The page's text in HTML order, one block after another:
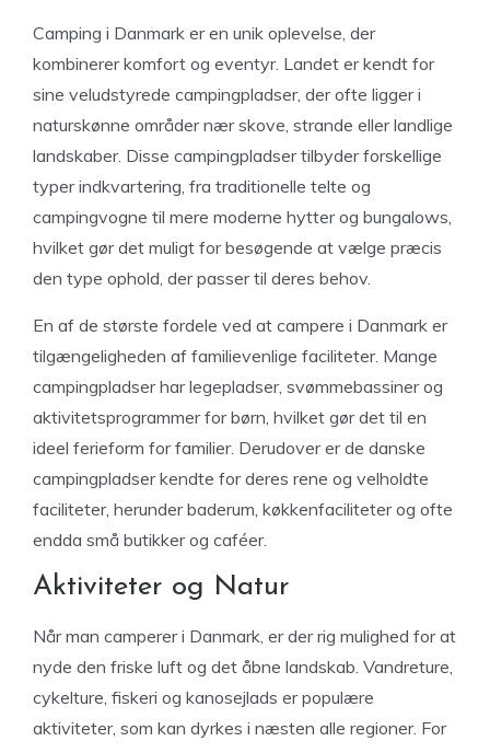
Camping i Danmark er en unik oplevelse, der
kombinerer komfort og eventyr. Landet er kendt for
sine veludstyrede campingpladser, der ofte ligger i
naturskønne områder nær skove, strande eller landlige
landskaber. Disse campingpladser tilbyder forskellige
typer indkvartering, fra traditionelle telte og
campingvogne til mere moderne hytter og bungalows,
hvilket gør det muligt for besøgende at vælge præcis
den type ophold, der passer til deres behov.
En af de største fordele ved at campere i Danmark er
tilgængeligheden af familievenlige faciliteter. Mange
campingpladser har legepladser, svømmebassiner og
aktivitetsprogrammer for børn, hvilket gør det til en
ideel ferieform for familier. Derudover er de danske
campingpladser kendte for deres rene og velholdte
faciliteter, herunder baderum, køkkenfaciliteter og ofte
endda små butikker og caféer.
Aktiviteter og Natur
Når man camperer i Danmark, er der rig mulighed for at
nyde den friske luft og det åbne landskab. Vandreture,
cykelture, fiskeri og kanosejlads er populære
aktiviteter, som kan dyrkes i næsten alle regioner. For